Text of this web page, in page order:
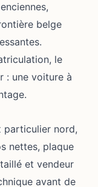
belge
le
: une voiture à
particulier nord,
nettes, plaque
et vendeur
avant de